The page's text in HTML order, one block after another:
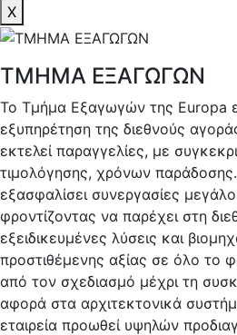
X
ΤΜΗΜΑ ΕΞΑΓΩΓΩΝ
Το Τμήμα Εξαγωγών της Europa
εξυπηρέτηση της διεθνούς
εκτελεί παραγγελίες, με
τιμολόγησης, χρόνων
εξασφαλίσει συνεργασίες
φροντίζοντας να παρέχει στη
εξειδικευμένες λύσεις και
προστιθέμενης αξίας σε όλο το
από τον σχεδιασμό μέχρι τη
αφορά στα αρχιτεκτονικά
εταιρεία προωθεί υψηλών